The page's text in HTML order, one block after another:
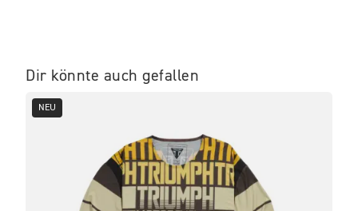
Dir könnte auch gefallen
NEU